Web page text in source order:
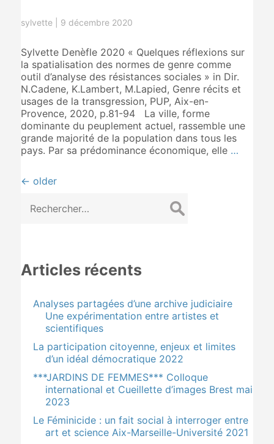
sylvette 9 décembre 2020
Sylvette Denèfle 2020 « Quelques réflexions sur
la spatialisation des normes de genre comme
outil d’analyse des résistances sociales » in Dir.
N.Cadene, K.Lambert, M.Lapied, Genre récits et
usages de la transgression, PUP, Aix-en-
Provence, 2020, p.81-94 La ville, forme
dominante du peuplement actuel, rassemble une
grande majorité de la population dans tous les
pays. Par sa prédominance économique, elle …
Navigation
des
← older
Articles récents
Analyses partagées d’une archive judiciaire
Une expérimentation entre artistes et
scientifiques
La participation citoyenne, enjeux et limites
d’un idéal démocratique 2022
***JARDINS DE FEMMES*** Colloque
international et Cueillette d’images Brest mai
2023
Le Féminicide : un fait social à interroger entre
art et science Aix-Marseille-Université 2021